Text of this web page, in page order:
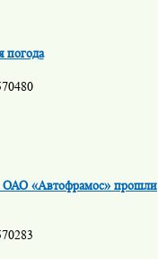
погода
ОАО «Автофрамос» прошли